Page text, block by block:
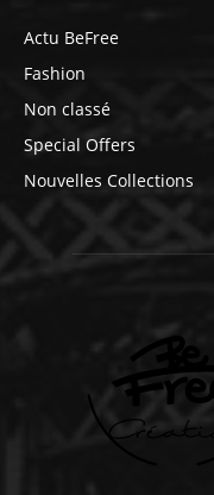
Actu BeFree
Fashion
Non classé
Special Offers
Nouvelles Collections